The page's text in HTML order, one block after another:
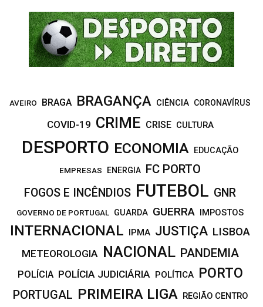
AVEIRO BRAGA BRAGANÇA CIÊNCIA CORONAVÍRUS
COVID-19 CRIME CRISE CULTURA
DESPORTO ECONOMIA EDUCAÇÃO
EMPRESAS ENERGIA FC PORTO
FOGOS E INCÊNDIOS FUTEBOL GNR
GOVERNO DE PORTUGAL GUARDA GUERRA IMPOSTOS
INTERNACIONAL IPMA JUSTIÇA LISBOA
METEOROLOGIA NACIONAL PANDEMIA
POLÍCIA POLÍCIA JUDICIÁRIA POLÍTICA PORTO
PORTUGAL PRIMEIRA LIGA REGIÃO CENTRO